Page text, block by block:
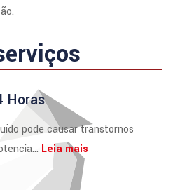
Horas
pode causar transtornos
Leia mais